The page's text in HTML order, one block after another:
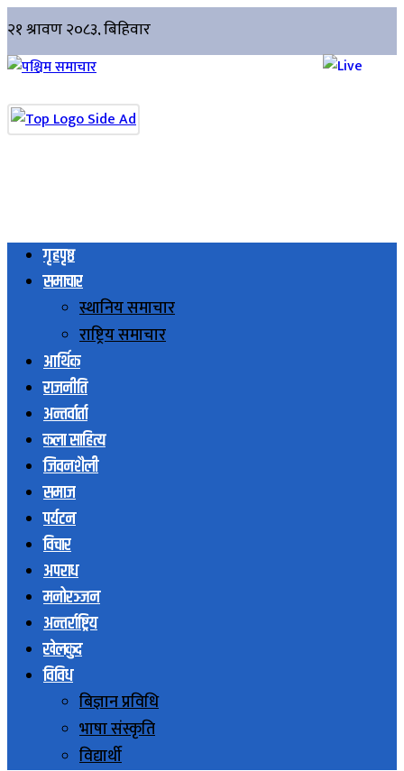
गृहपृष्ठ
समाचार
स्थानिय समाचार
राष्ट्रिय समाचार
आर्थिक
राजनीति
अन्तर्वार्ता
कला साहित्य
जिवनशैली
समाज
पर्यटन
विचार
अपराध
मनोरञ्जन
अन्तर्राष्ट्रिय
खेलकुद
विविध
बिज्ञान प्रविधि
भाषा संस्कृति
विद्यार्थी